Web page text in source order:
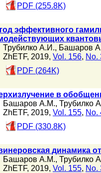
PDF (255.8K)
эффективного
Трубилко А.И., Башаров
ZhETF, 2019, Vol. 156, No.
PDF (264K)
в
Башаров А.М., Трубилко
ZhETF, 2019, Vol. 155, No.
PDF (330.8K)
динамика
Башаров А.М., Трубилко
ZhETF, 2019, Vol. 155, No.